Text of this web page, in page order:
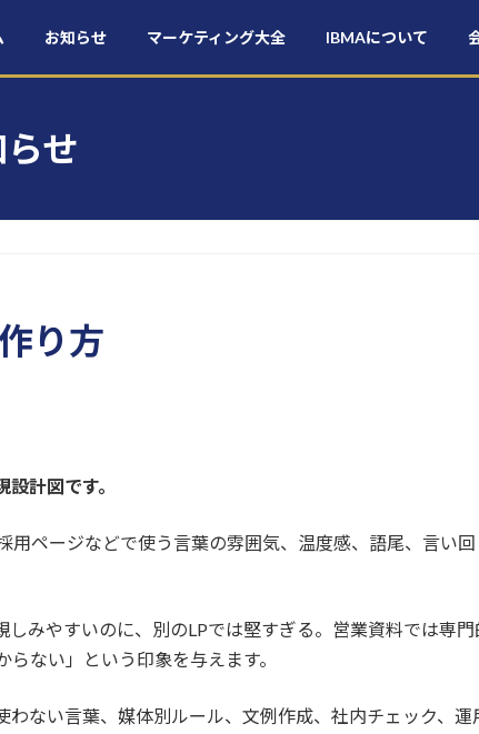
お知らせ マーケティング大全 IBMAについて
せ
り方
計図です。
ページなどで使う言葉の雰囲気、温度感、語尾、言い
みやすいのに、別のLPでは堅すぎる。営業資料では専門
ない」という印象を与えます。
ない言葉、媒体別ルール、文例作成、社内チェック、